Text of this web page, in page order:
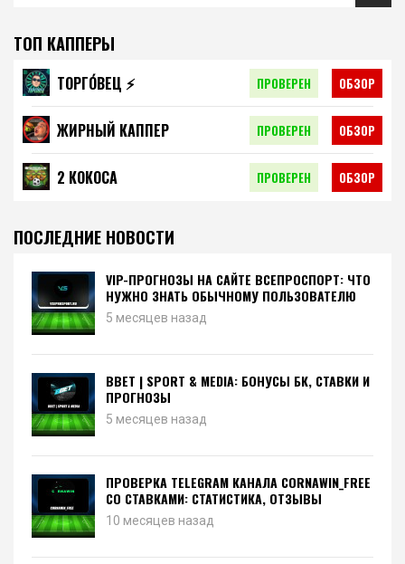
ТОП КАППЕРЫ
ТОРГО́ВЕЦ ⚡️ ПРОВЕРЕН ОБЗОР
ЖИРНЫЙ КАППЕР ПРОВЕРЕН ОБЗОР
2 КОКОСА ПРОВЕРЕН ОБЗОР
ПОСЛЕДНИЕ НОВОСТИ
VIP-ПРОГНОЗЫ НА САЙТЕ ВСЕПРОСПОРТ: ЧТО
НУЖНО ЗНАТЬ ОБЫЧНОМУ ПОЛЬЗОВАТЕЛЮ
5 месяцев назад
BBET | SPORT & MEDIA: БОНУСЫ БК, СТАВКИ И
ПРОГНОЗЫ
5 месяцев назад
ПРОВЕРКА TELEGRAM КАНАЛА CORNAWIN_FREE
СО СТАВКАМИ: СТАТИСТИКА, ОТЗЫВЫ
10 месяцев назад